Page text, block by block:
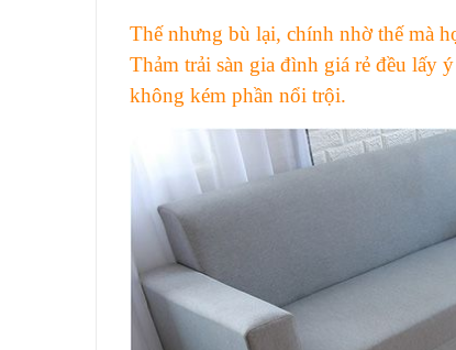
Thế nhưng bù lại, chính nhờ thế mà
Thảm trải sàn gia đình giá rẻ đều lấy
không kém phần nổi trội.